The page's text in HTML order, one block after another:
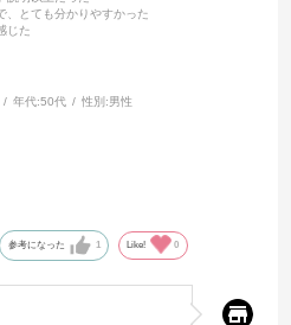
とても分かりやすかった
た
年代:50代 性別:男性
参考になった 1 Like! 0